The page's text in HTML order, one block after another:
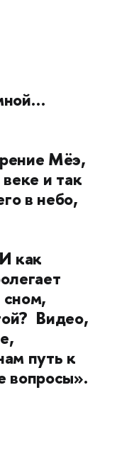
Мёэ,
и так
в небо,
как
Видео,
путь к
вопросы».